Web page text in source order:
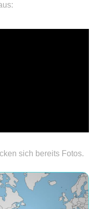
sich bereits Fotos.